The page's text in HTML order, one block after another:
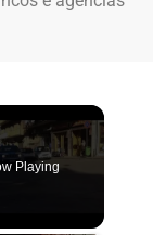
Playing